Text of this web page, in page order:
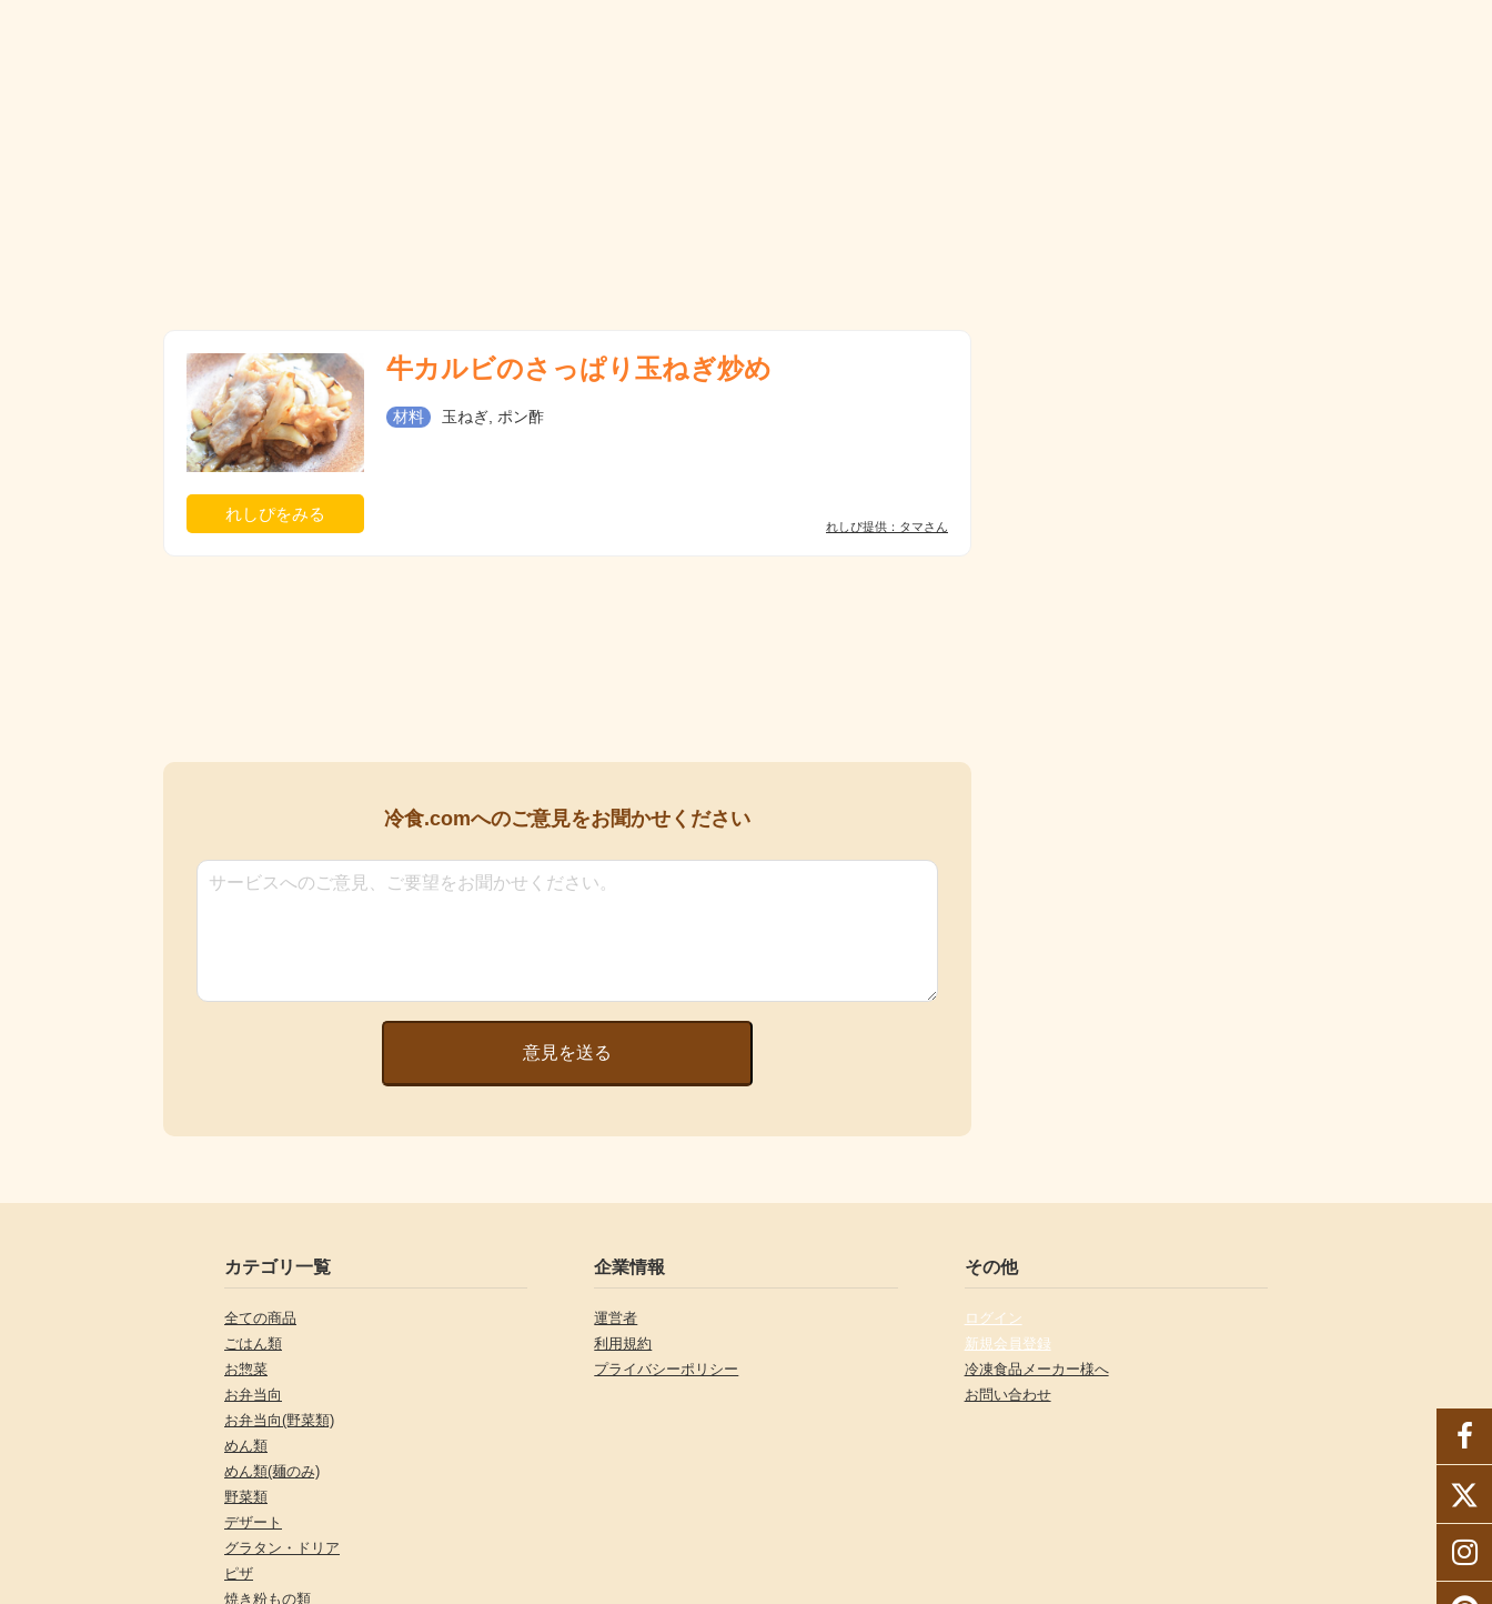
れしぴをみる
牛カルビのさっぱり玉ねぎ炒め
材料 玉ねぎ, ポン酢
れしぴ提供：タマさん
冷食.comへのご意見をお聞かせください
意見を送る
カテゴリ一覧
全ての商品
ごはん類
お惣菜
お弁当向
お弁当向(野菜類)
めん類
めん類(麺のみ)
野菜類
デザート
グラタン・ドリア
ピザ
焼き粉もの類
企業情報
運営者
利用規約
プライバシーポリシー
その他
ログイン
新規会員登録
冷凍食品メーカー様へ
お問い合わせ